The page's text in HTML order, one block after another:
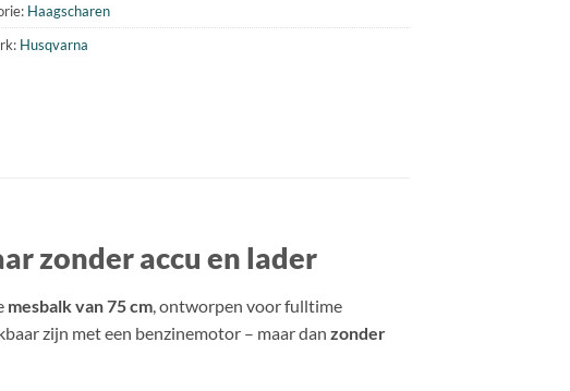
Haagscharen
Husqvarna
zonder accu en lader
mesbalk van 75 cm, ontworpen voor fulltime
zijn met een benzinemotor – maar dan zonder